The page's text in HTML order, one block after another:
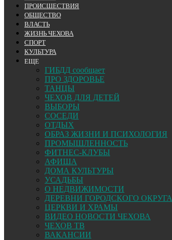
ПРОИСШЕСТВИЯ
ОБЩЕСТВО
ВЛАСТЬ
ЖИЗНЬ ЧЕХОВА
СПОРТ
КУЛЬТУРА
ЕЩЕ
ГИБДД сообщает
ПРО ЗДОРОВЬЕ
ТАНЦЫ
ЧЕХОВ ДЛЯ ДЕТЕЙ
ВЫБОРЫ
СОСЕДИ
ОТДЫХ
ОБРАЗ ЖИЗНИ И ПСИХОЛОГИЯ
ПРОМЫШЛЕННОСТЬ
ФИТНЕС-КЛУБЫ
АФИША
ДОМА КУЛЬТУРЫ
УСАДЬБЫ
О НЕДВИЖИМОСТИ
ДЕРЕВНИ ГОРОДСКОГО ОКРУГА
ЦЕРКВИ И ХРАМЫ
ВИДЕО НОВОСТИ ЧЕХОВА
ЧЕХОВ ТВ
ВАКАНСИИ